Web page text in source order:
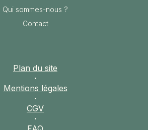
Qui sommes-nous ?
Contact
Plan du site
·
Mentions légales
·
CGV
·